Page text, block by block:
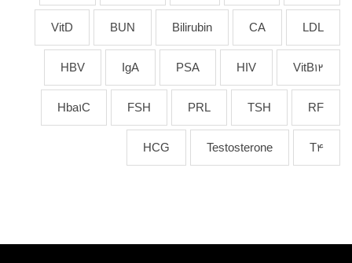
LDL
CA
Bilirubin
BUN
VitD
VitB12
HIV
PSA
IgA
HBV
RF
TSH
PRL
FSH
Hba1C
T4
Testosterone
HCG